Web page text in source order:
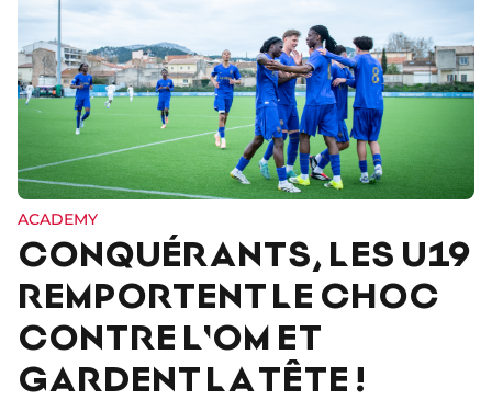
ACADEMY
CONQUÉRANTS, LES U19
REMPORTENT LE CHOC
CONTRE L'OM ET
GARDENT LA TÊTE !